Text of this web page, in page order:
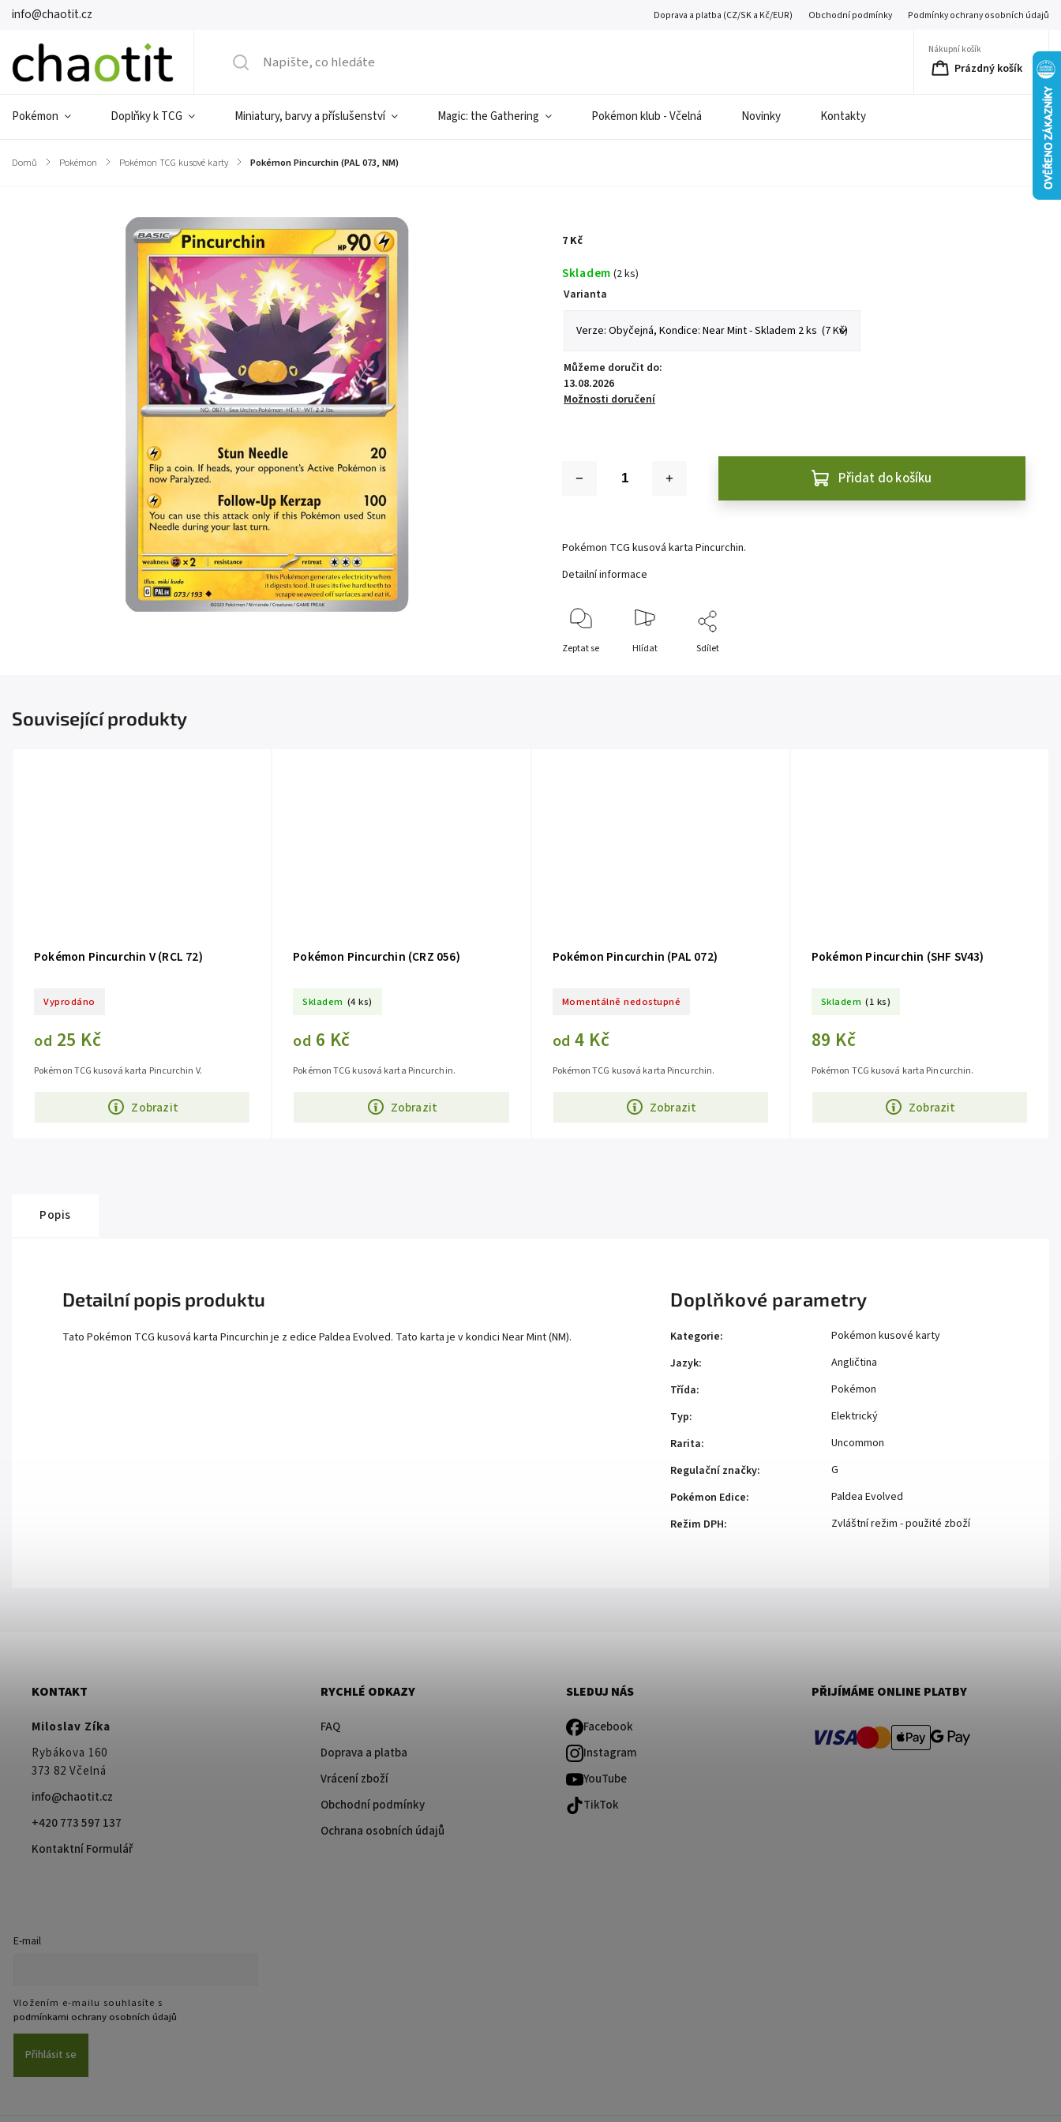
info@chaotit.cz Doprava a platba (CZ/SK a Kč/EUR) Obchodní podmínky Podmínky ochrany osobních údajů
Nákupní košík
Prázdný košík
Pokémon Doplňky k TCG Miniatury, barvy a příslušenství Magic: the Gathering Pokémon klub - Včelná Novinky Kontakty
Domů / Pokémon / Pokémon TCG kusové karty / Pokémon Pincurchin (PAL 073, NM)
7 Kč
Skladem (2 ks)
Varianta
Můžeme doručit do:
13.08.2026
Možnosti doručení
Přidat do košíku
Pokémon TCG kusová karta Pincurchin.
Detailní informace
Zeptat se Hlídat Sdílet
Související produkty
Pokémon Pincurchin V (RCL 72)
Vyprodáno
od 25 Kč
Zobrazit
Pokémon TCG kusová karta Pincurchin V.
Pokémon Pincurchin (CRZ 056)
Skladem (4 ks)
od 6 Kč
Zobrazit
Pokémon TCG kusová karta Pincurchin.
Pokémon Pincurchin (PAL 072)
Momentálně nedostupné
od 4 Kč
Zobrazit
Pokémon TCG kusová karta Pincurchin.
Pokémon Pincurchin (SHF SV43)
Skladem (1 ks)
89 Kč
Zobrazit
Pokémon TCG kusová karta Pincurchin.
Popis
Detailní popis produktu
Tato Pokémon TCG kusová karta Pincurchin je z edice Paldea Evolved. Tato karta je v kondici Near Mint (NM).
Doplňkové parametry
Kategorie:
Pokémon kusové karty
Jazyk:
Angličtina
Třída:
Pokémon
Typ:
Elektrický
Rarita:
Uncommon
Regulační značky:
G
Pokémon Edice:
Paldea Evolved
Režim DPH: Zvláštní režim - použité zboží
KONTAKT
Miloslav Zíka
Rybákova 160
373 82 Včelná
info@chaotit.cz
+420 773 597 137
Kontaktní Formulář
RYCHLÉ ODKAZY
FAQ
Doprava a platba
Vrácení zboží
Obchodní podmínky
Ochrana osobních údajů
SLEDUJ NÁS
Facebook
Instagram
YouTube
TikTok
PŘIJÍMÁME ONLINE PLATBY
VISA
E-mail
Vložením e-mailu souhlasíte s
podmínkami ochrany osobních údajů
Přihlásit se